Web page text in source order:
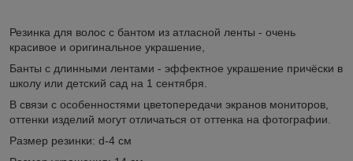
Резинка для волос с бантом из атласной ленты - очень
красивое и оригинальное украшение,
Банты с длинными лентами - эффектное украшение причёски в
школу или детский сад на 1 сентября.
В связи с особенностями цветопередачи экранов мониторов,
оттенки изделий могут отличаться от оттенка на фотографии.
Размер резинки: d-4 см